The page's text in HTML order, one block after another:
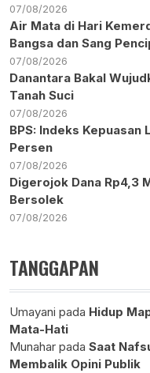
07/08/2026
Air Mata di Hari
Bangsa dan Sang
07/08/2026
Danantara Bakal
Tanah Suci
07/08/2026
BPS: Indeks Kepuasan
Persen
07/08/2026
Digerojok Dana Rp4,3
Bersolek
07/08/2026
TANGGAPAN
Umayani pada Hidup
Mata-Hati
Munahar pada Saat
Membalik Opini Publik